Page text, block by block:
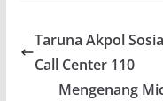
Taruna Akpol
Call Center 110
Mengenang